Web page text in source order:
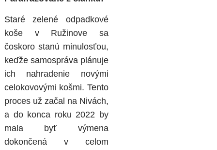
Staré zelené odpadkové
koše v Ružinove sa
čoskoro stanú minulosťou,
keďže samospráva plánuje
ich nahradenie novými
celokovovými košmi. Tento
proces už začal na Nivách,
a do konca roku 2022 by
mala byť výmena
dokončená v celom